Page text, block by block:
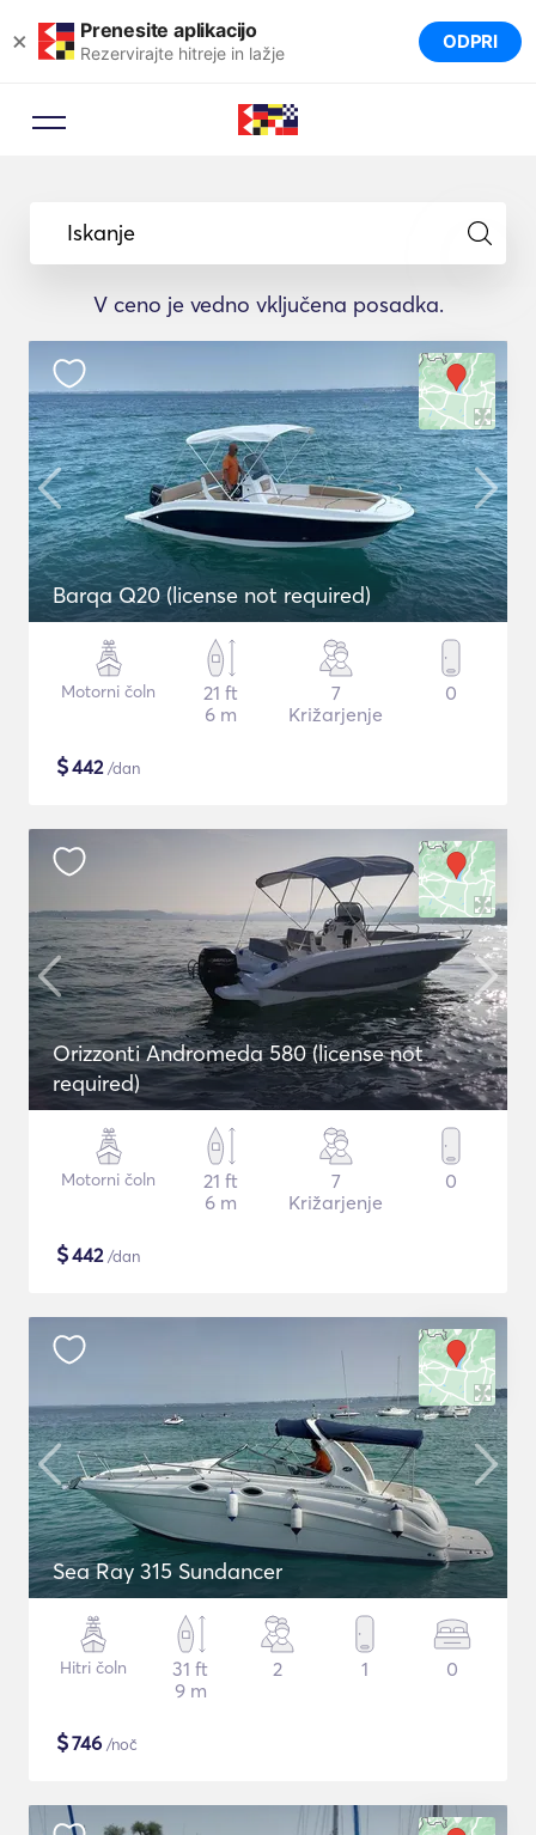
× Prenesite aplikacijo
Rezervirajte hitreje in lažje ODPRI
Iskanje
V ceno je vedno vključena posadka.
Barqa Q20 (license not required)
Motorni čoln
21 ft
6 m
7
Križarjenje
0
$442/dan
Orizzonti Andromeda 580 (license not
required)
Motorni čoln
21 ft
6 m
7
Križarjenje
0
$442/dan
Sea Ray 315 Sundancer
Hitri čoln
31 ft
9 m
2 1 0
$746 /noč